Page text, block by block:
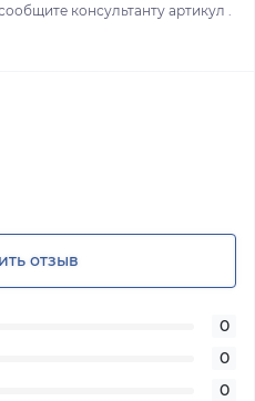
консультанту артикул .
отзыв
0
0
0